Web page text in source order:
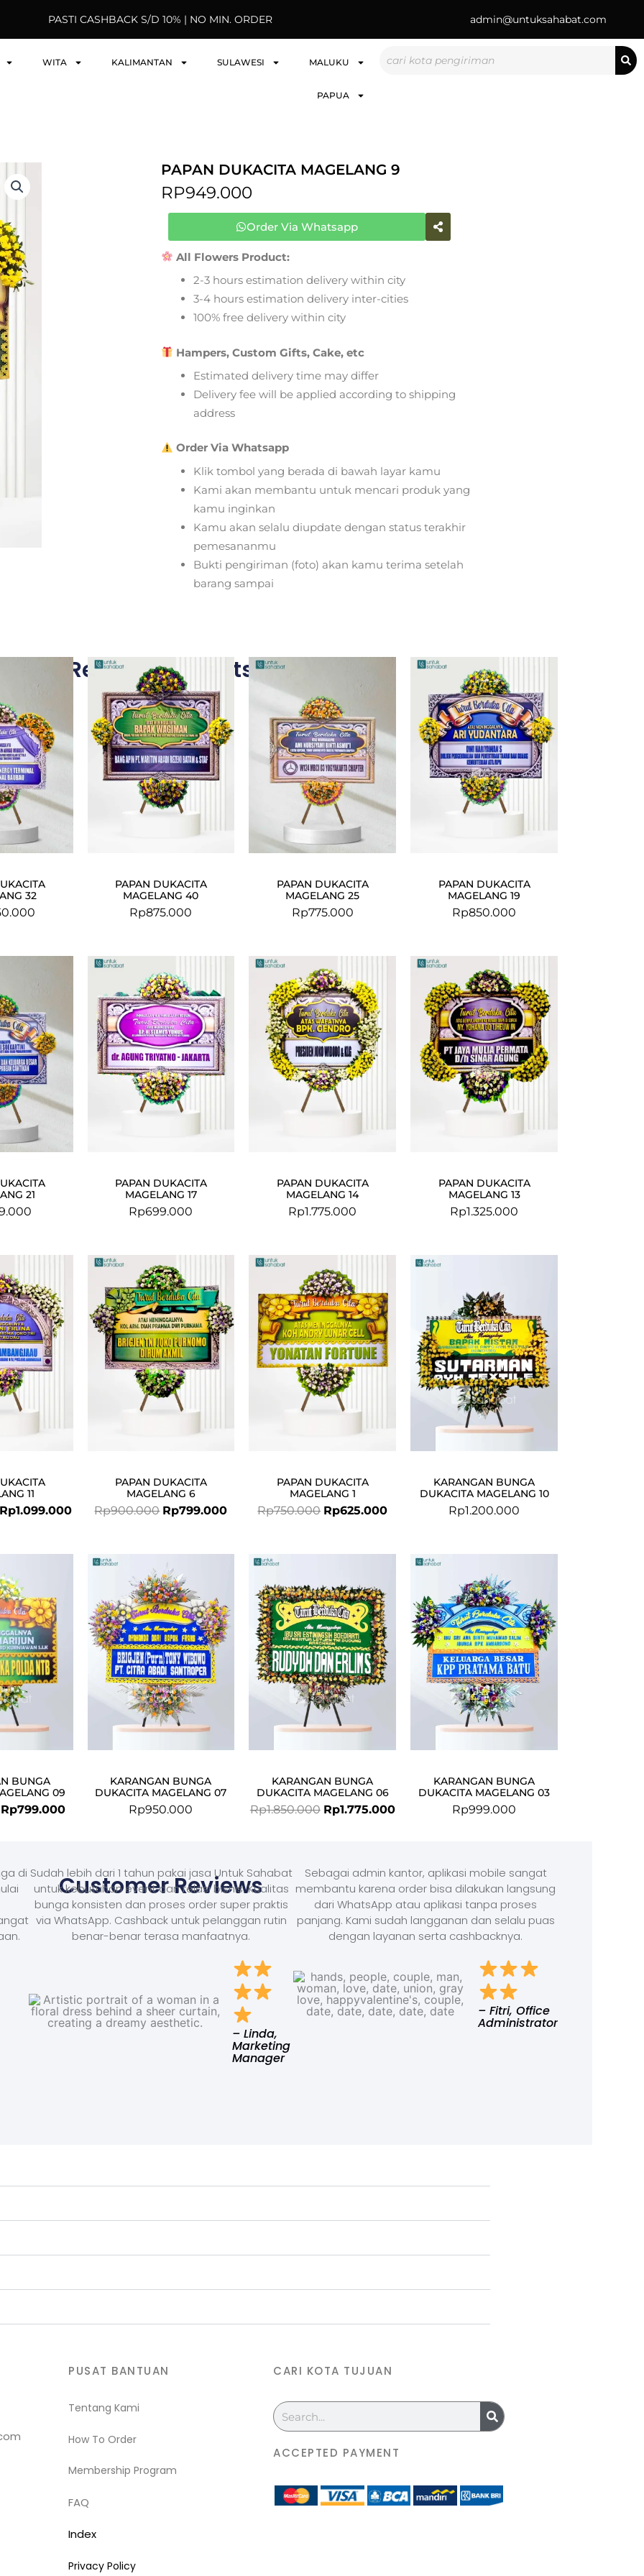
PASTI CASHBACK S/D 10% | NO MIN. ORDER admin@untuksahabat.com
WITA KALIMANTAN SULAWESI MALUKU
PAPUA
PAPAN DUKACITA MAGELANG 9
RP949.000
Order Via Whatsapp
All Flowers Product:
2-3 hours estimation delivery within city
3-4 hours estimation delivery inter-cities
100% free delivery within city
Hampers, Custom Gifts, Cake, etc
Estimated delivery time may differ
Delivery fee will be applied according to shipping
address
Order Via Whatsapp
Klik tombol yang berada di bawah layar kamu
Kami akan membantu untuk mencari produk yang
kamu inginkan
Kamu akan selalu diupdate dengan status terakhir
pemesananmu
Bukti pengiriman (foto) akan kamu terima setelah
barang sampai
Related Products
32
PAPAN DUKACITA
MAGELANG 40
Rp875.000
PAPAN DUKACITA
MAGELANG 25
Rp775.000
PAPAN DUKACITA
MAGELANG 19
Rp850.000
21
PAPAN DUKACITA
MAGELANG 17
Rp699.000
PAPAN DUKACITA
MAGELANG 14
Rp1.775.000
PAPAN DUKACITA
MAGELANG 13
Rp1.325.000
11
Rp1.099.000
Current
Rp1.099.000.
PAPAN DUKACITA
MAGELANG 6
Rp900.000
price
was:
Rp900.000.
Rp799.000
Current
Rp799.000.
PAPAN DUKACITA
MAGELANG 1
Rp750.000
price
was:
Rp750.000.
Rp625.000
Current
is:
Rp625.000.
KARANGAN BUNGA
DUKACITA MAGELANG 10
Rp1.200.000
BUNGA
09
price
was:
Rp850.000.
Rp799.000
Current
Rp799.000.
KARANGAN BUNGA
DUKACITA MAGELANG 07
Rp950.000
KARANGAN BUNGA
DUKACITA MAGELANG 06
Rp1.850.000
was:
Rp1.850.000.
Rp1.775.000
Current
Rp1.775.000.
KARANGAN BUNGA
DUKACITA MAGELANG 03
Rp999.000
Customer Reviews
di Sudah lebih dari 1 tahun pakai jasa Untuk Sahabat
untuk kebutuhan event dan relasi bisnis. Kualitas
bunga konsisten dan proses order super praktis
via WhatsApp. Cashback untuk pelanggan rutin
benar-benar terasa manfaatnya.
– Linda,
Marketing
Manager
Sebagai admin kantor, aplikasi mobile sangat
membantu karena order bisa dilakukan langsung
dari WhatsApp atau aplikasi tanpa proses
panjang. Kami sudah langganan dan selalu puas
dengan layanan serta cashbacknya.
– Fitri, Office
Administrator
PUSAT BANTUAN
Tentang Kami
How To Order
Membership Program
FAQ
Index
Privacy Policy
CARI KOTA TUJUAN
Search
ACCEPTED PAYMENT